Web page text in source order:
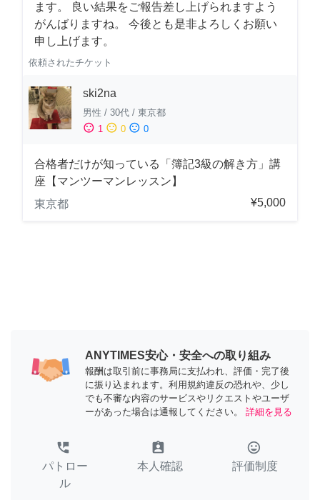
ます。 良い結果をご報告差し上げられますよう
がんばりますね。 今後とも是非よろしくお願い
申し上げます。
依頼されたチケット
ski2na
男性 / 30代 / 東京都
sentiment_satisfied 1 sentiment_neutral 0 sentiment_dissatisfied 0
合格者だけが知っている「簿記3級の解き方」講
座【マンツーマンレッスン】
東京都
¥5,000
ANYTIMES安心・安全への取り組み
報酬は取引前に事務局に支払われ、評価・完了後
に振り込まれます。利用規約違反の恐れや、少し
でも不審な内容のサービスやリクエストやユーザ
ーがあった場合は通報してください。
詳細を見る
perm_phone_msg
パトロー
ル
assignment_ind
本人確認
tag_faces
評価制度